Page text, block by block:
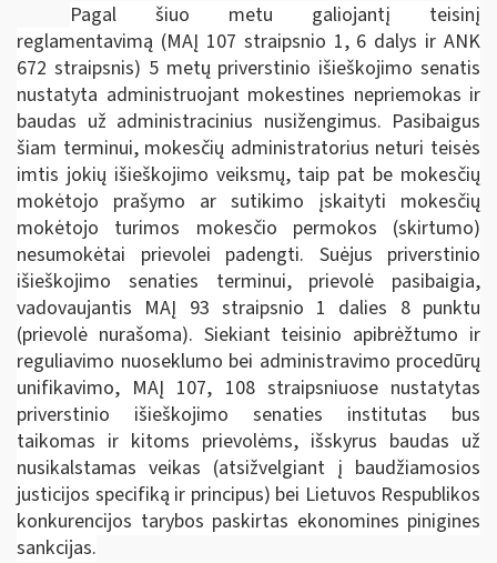
Pagal šiuo metu galiojantį teisinį
reglamentavimą (MAĮ 107 straipsnio 1, 6 dalys ir ANK
672 straipsnis) 5 metų priverstinio išieškojimo senatis
nustatyta administruojant mokestines nepriemokas ir
baudas už administracinius nusižengimus. Pasibaigus
šiam terminui, mokesčių administratorius neturi teisės
imtis jokių išieškojimo veiksmų, taip pat be mokesčių
mokėtojo prašymo ar sutikimo įskaityti mokesčių
mokėtojo turimos mokesčio permokos (skirtumo)
nesumokėtai prievolei padengti. Suėjus priverstinio
išieškojimo senaties terminui, prievolė pasibaigia,
vadovaujantis MAĮ 93 straipsnio 1 dalies 8 punktu
(prievolė nurašoma). Siekiant teisinio apibrėžtumo ir
reguliavimo nuoseklumo bei administravimo procedūrų
unifikavimo, MAĮ 107, 108 straipsniuose nustatytas
priverstinio išieškojimo senaties institutas bus
taikomas ir kitoms prievolėms, išskyrus baudas už
nusikalstamas veikas (atsižvelgiant į baudžiamosios
justicijos specifiką ir principus) bei Lietuvos Respublikos
konkurencijos tarybos paskirtas ekonomines pinigines
sankcijas.